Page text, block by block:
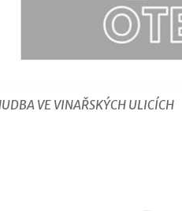
VE VINAŘSKÝCH ULICÍCH